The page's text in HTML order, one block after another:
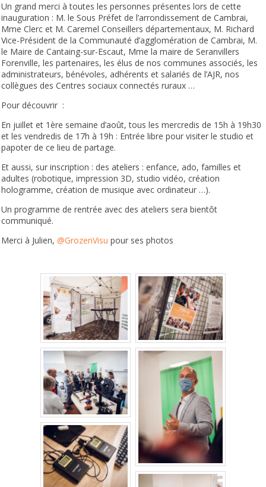
Un grand merci à toutes les personnes présentes lors de cette
inauguration : M. le Sous Préfet de l’arrondissement de Cambrai,
Mme Clerc et M. Caremel Conseillers départementaux, M. Richard
Vice-Président de la Communauté d’agglomération de Cambrai, M.
le Maire de Cantaing-sur-Escaut, Mme la maire de Seranvillers
Forenville, les partenaires, les élus de nos communes associés, les
administrateurs, bénévoles, adhérents et salariés de l’AJR, nos
collègues des Centres sociaux connectés ruraux …
Pour découvrir :
En juillet et 1ère semaine d’août,tous les mercredis de 15h à 19h30
et les vendredis de 17h à 19h : Entrée libre pour visiter le studio et
papoter de ce lieu de partage.
Et aussi, sur inscription : des ateliers : enfance, ado, familles et
adultes (robotique, impression 3D, studio vidéo, création
hologramme, création de musique avec ordinateur …).
Un programme de rentrée avec des ateliers sera bientôt
communiqué.
Merci à Julien,@GrozenVisu pour ses photos